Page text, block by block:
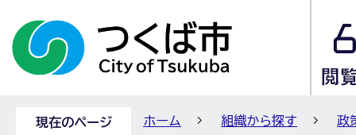
現在のページ ホーム 組織から探す 政